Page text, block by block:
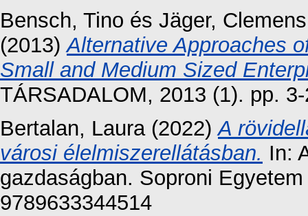
Bensch, Tino és Jäger, Clemens
(2013)Alternative Approaches
Small and Medium Sized
TÁRSADALOM, 2013 (1). pp.
Bertalan, Laura(2022)A
városi élelmiszerellátásban. In:
gazdaságban. Soproni
9789633344514